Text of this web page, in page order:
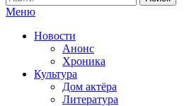
Меню
Новости
Анонс
Хроника
Культура
Дом актёра
Литература